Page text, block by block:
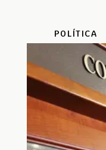
POLÍTICA